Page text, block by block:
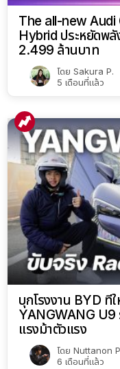
The all-new Audi
Hybrid ประหยัดพลั
2.499 ล้านบาท
โดย Sakura P.
5 เดือนที่แล้ว
บุกโรงงาน BYD
YANGWANG U9
แรงม้าตัวแรง
โดย Nuttanon
6 เดือนที่แล้ว